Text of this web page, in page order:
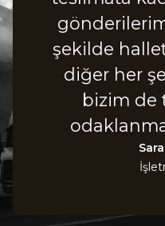
şekilde
diğer her
bizim de